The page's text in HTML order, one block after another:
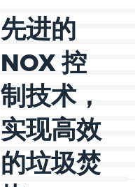
先进的
NOX 控
制技术，
实现高效
的垃圾焚